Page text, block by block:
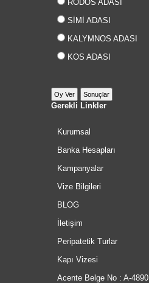
RODOS ADASI
SİMİ ADASI
KALYMNOS ADASI
KOS ADASI
Gerekli Linkler
Kurumsal
Banka Hesapları
Kampanyalar
Vize Bilgileri
BLOG
İletişim
Peripatetik Turlar
Kapı Vizesi
Acente Belge No : A-4890